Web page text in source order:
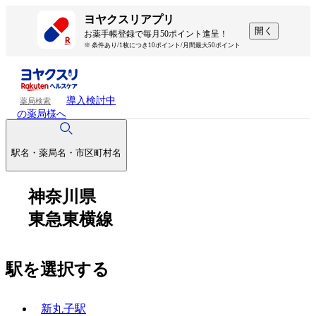
ヨヤクスリアプリ
お薬手帳登録で毎月50ポイント進呈！
※ 条件あり/1枚につき10ポイント/月間最大50ポイント
開く
薬局検索
導入検討中
の薬局様へ
駅名・薬局名・市区町村名
神奈川県
東急東横線
駅を選択する
新丸子駅